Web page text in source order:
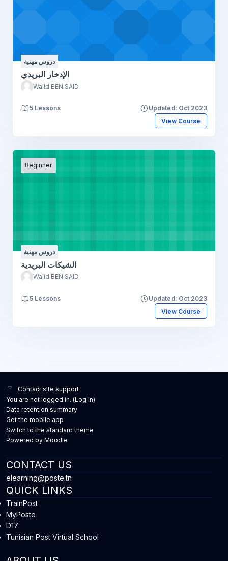
دروس مهنية
الإدخار البريدي
Walid BEN SAID
5 Lessons
Updated: Oct 2023
View Course
Beginner
دروس مهنية
الشيكات البريدية
Walid BEN SAID
5 Lessons
Updated: Oct 2023
View Course
Contact site support
You are not logged in. (Log in)
Data retention summary
Get the mobile app
Switch to the standard theme
Powered by Moodle
QUICK LINKS
TrainPost
MyPoste
D17
Tunisian Post Virtual School
CONTACT US
elearning@poste.tn